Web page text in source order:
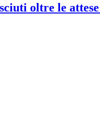
oltre le attese